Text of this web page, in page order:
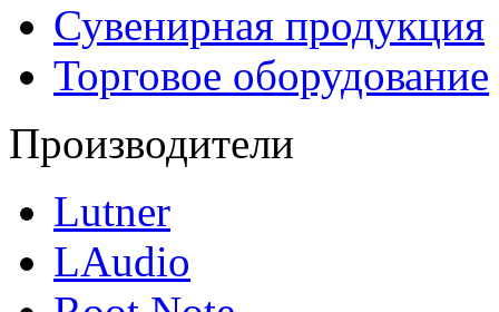
Сувенирная продукция
Торговое оборудование
Производители
Lutner
LAudio